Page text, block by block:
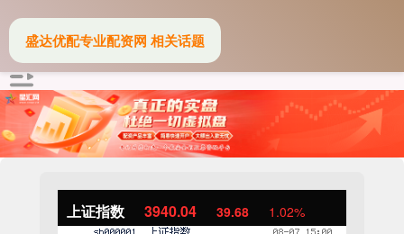
上证指数 3940.04 39.68 1.02%
盛达优配专业配资网 相关话题